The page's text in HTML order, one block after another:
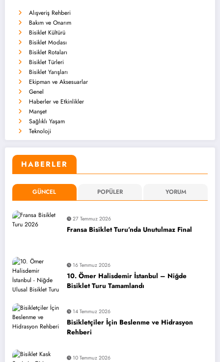
Alışveriş Rehberi
Bakım ve Onarım
Bisiklet Kültürü
Bisiklet Modası
Bisiklet Rotaları
Bisiklet Türleri
Bisiklet Yarışları
Ekipman ve Aksesuarlar
Genel
Haberler ve Etkinlikler
Manşet
Sağlıklı Yaşam
Teknoloji
HABERLER
GÜNCEL POPÜLER YORUM
27 Temmuz 2026
Fransa Bisiklet Turu’nda Unutulmaz Final
16 Temmuz 2026
10. Ömer Halisdemir İstanbul – Niğde
Bisiklet Turu Tamamlandı
14 Temmuz 2026
Bisikletçiler İçin Beslenme ve Hidrasyon
Rehberi
10 Temmuz 2026